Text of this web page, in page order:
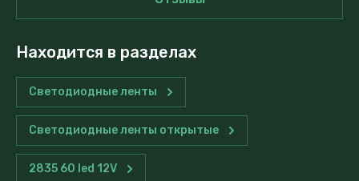
Находится в разделах
Светодиодные ленты
Светодиодные ленты открытые
2835 60 led 12V